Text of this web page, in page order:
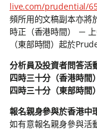
live.com/prudential/
頻所用的文稿副本亦將
時正（香港時間） －
（東部時間）起於
分析員及投資者問答活
四時三十分（香港時間）
四時三十分（東部時間
報名親身參與於香港中
如有意報名親身參與活